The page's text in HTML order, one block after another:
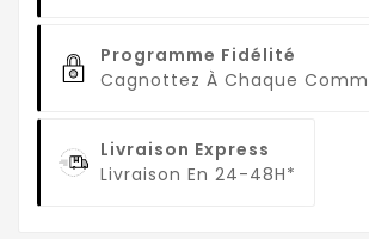
Programme Fidélité
Cagnottez À Chaque
Livraison Express
Livraison En 24-48H*